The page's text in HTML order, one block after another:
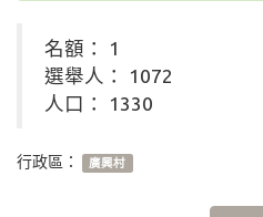
名額： 1
選舉人： 1072
人口： 1330
行政區： 廣興村